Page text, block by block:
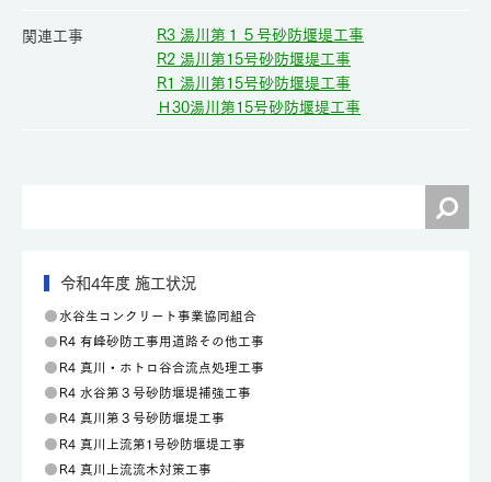
関連工事
R3 湯川第１５号砂防堰堤工事
R2 湯川第15号砂防堰堤工事
R1 湯川第15号砂防堰堤工事
Ｈ30湯川第15号砂防堰堤工事
令和4年度 施工状況
水谷生コンクリート事業協同組合
R4 有峰砂防工事用道路その他工事
R4 真川・ホトロ谷合流点処理工事
R4 水谷第３号砂防堰堤補強工事
R4 真川第３号砂防堰堤工事
R4 真川上流第1号砂防堰堤工事
R4 真川上流流木対策工事